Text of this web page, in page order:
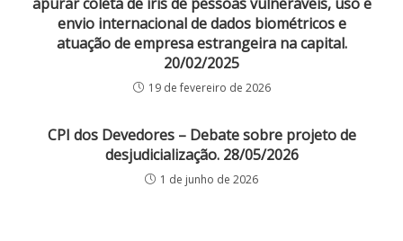
envio internacional de dados biométricos e
atuação de empresa estrangeira na capital.
20/02/2025
19 de fevereiro de 2026
CPI dos Devedores – Debate sobre projeto de
desjudicialização. 28/05/2026
1 de junho de 2026